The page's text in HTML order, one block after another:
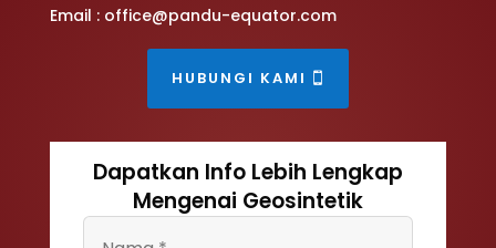
Email : office@pandu-equator.com
HUBUNGI KAMI
Dapatkan Info Lebih Lengkap
Mengenai Geosintetik